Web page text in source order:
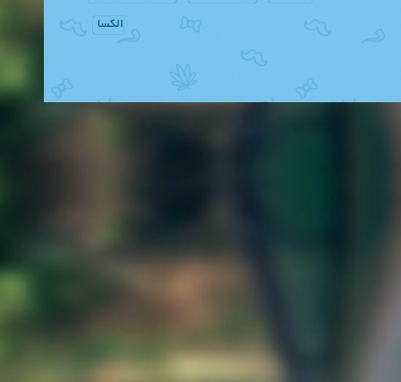
الکسا